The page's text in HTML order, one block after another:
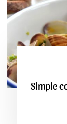
Simple